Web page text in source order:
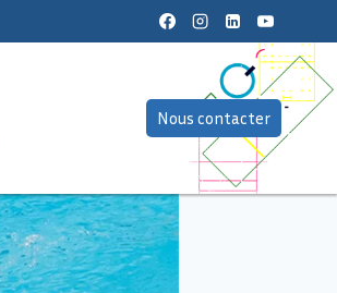
Nous contacter